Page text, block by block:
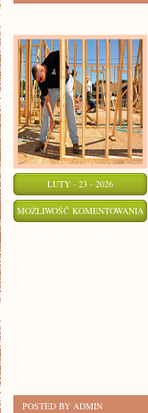
LUTY - 23 - 2026
MOŻLIWOŚĆ KOMENTOWANIA
POSTED BY ADMIN